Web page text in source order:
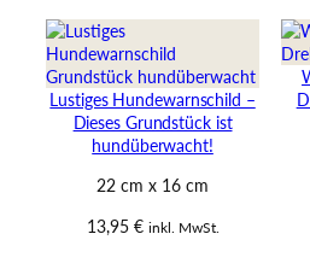
Lustiges Hundewarnschild –
Dieses Grundstück ist
hundüberwacht!
22 cm x 16 cm
13,95 € inkl. MwSt.